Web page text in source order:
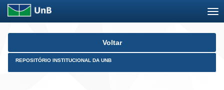
Skip
Voltar
REPOSITÓRIO INSTITUCIONAL DA UNB